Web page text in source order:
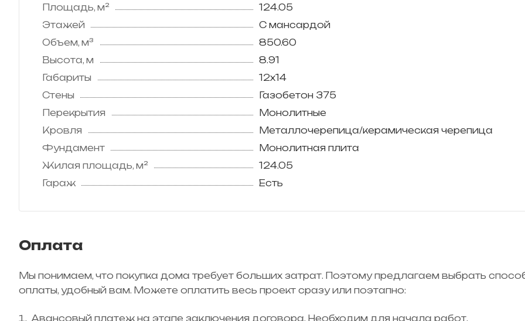
Площадь, м²
124.05
Этажей
С мансардой
Объем, м³
850.60
Высота, м
8.91
Габариты
12х14
Стены
Газобетон 375
Перекрытия
Монолитные
Кровля
Металлочерепица/керамическая черепица
Фундамент
Монолитная плита
Жилая площадь, м²
124.05
Гараж
Есть
Оплата
Мы понимаем, что покупка дома требует больших затрат. Поэтому предлагаем выбрать
оплаты, удобный вам. Можете оплатить весь проект сразу или поэтапно:
Авансовый платеж на этапе заключения договора. Необходим для начала работ.